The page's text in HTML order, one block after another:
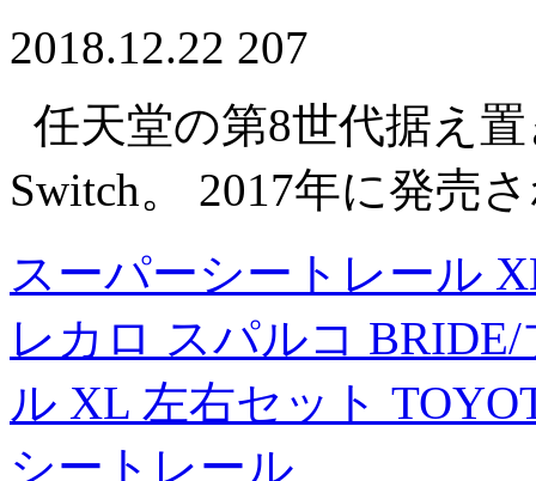
2018.12.22 207
任天堂の第8世代据え
Switch。 2017年に発売
スーパーシートレール
レカロ スパルコ
ル XL 左右セット
シートレール